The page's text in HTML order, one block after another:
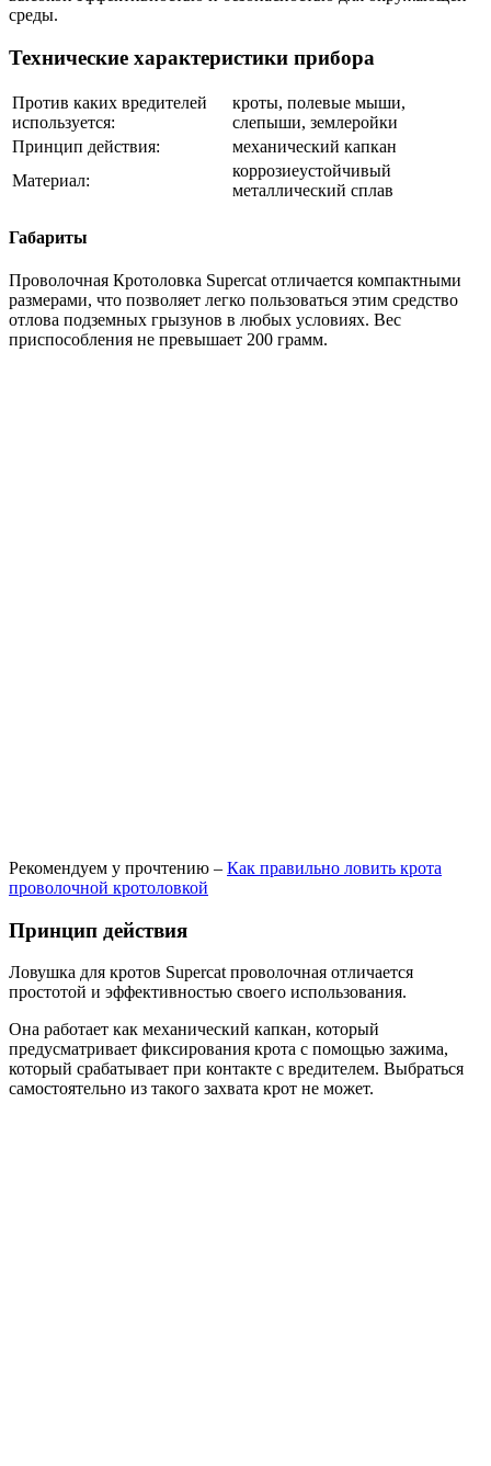
среды.
Технические характеристики прибора
Против каких вредителей
используется:
кроты, полевые мыши,
слепыши, землеройки
Принцип действия:
механический капкан
Материал:
коррозиеустойчивый
металлический сплав
Габариты
Проволочная Кротоловка Supercat отличается компактными
размерами, что позволяет легко пользоваться этим средство
отлова подземных грызунов в любых условиях. Вес
приспособления не превышает 200 грамм.
Рекомендуем у прочтению – Как правильно ловить крота
проволочной кротоловкой
Принцип действия
Ловушка для кротов Supercat проволочная отличается
простотой и эффективностью своего использования.
Она работает как механический капкан, который
предусматривает фиксирования крота с помощью зажима,
который срабатывает при контакте с вредителем. Выбраться
самостоятельно из такого захвата крот не может.